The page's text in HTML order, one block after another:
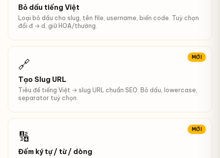
Bỏ dấu tiếng Việt
Loại bỏ dấu cho slug, tên file, username, biến code. Tuỳ chọn
đổi đ → d, giữ HOA/thường.
MỚI
🔗
Tạo Slug URL
Tiêu đề tiếng Việt → slug URL chuẩn SEO. Bỏ dấu, lowercase,
separator tuỳ chọn.
MỚI
🔢
Đếm ký tự / từ / dòng